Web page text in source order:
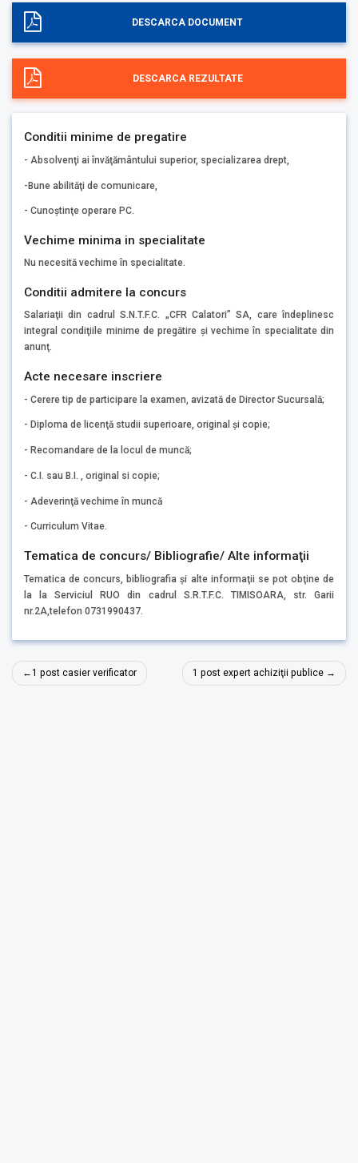
DESCARCA DOCUMENT
DESCARCA REZULTATE
Conditii minime de pregatire
- Absolvenţi ai învăţământului superior, specializarea drept,
-Bune abilităţi de comunicare,
- Cunoştinţe operare PC.
Vechime minima in specialitate
Nu necesită vechime în specialitate.
Conditii admitere la concurs
Salariaţii din cadrul S.N.T.F.C. „CFR Calatori” SA, care îndeplinesc
integral condiţiile minime de pregătire şi vechime în specialitate din
anunţ.
Acte necesare inscriere
- Cerere tip de participare la examen, avizată de Director Sucursală;
- Diploma de licenţă studii superioare, original şi copie;
- Recomandare de la locul de muncă;
- C.I. sau B.I. , original si copie;
- Adeverinţă vechime în muncă
- Curriculum Vitae.
Tematica de concurs/ Bibliografie/ Alte informaţii
Tematica de concurs, bibliografia şi alte informaţii se pot obţine de
la la Serviciul RUO din cadrul S.R.T.F.C. TIMISOARA, str. Garii
nr.2A,telefon 0731990437.
Navigare
în
1 post casier verificator 1 post expert achiziţii publice